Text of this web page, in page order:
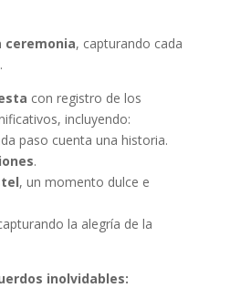
ceremonia, capturando cada
con registro de los
incluyendo:
paso cuenta una historia.
.
, un momento dulce e
la alegría de la
inolvidables: